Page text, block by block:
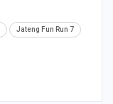
Jateng Fun Run 7